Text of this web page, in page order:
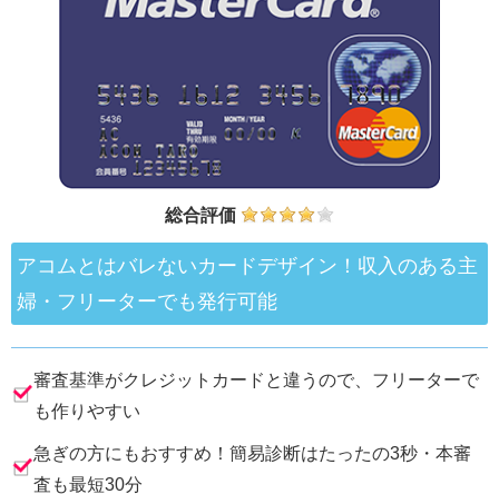
総合評価
アコムとはバレないカードデザイン！収入のある主
婦・フリーターでも発行可能
審査基準がクレジットカードと違うので、フリーターで
も作りやすい
急ぎの方にもおすすめ！簡易診断はたったの3秒・本審
査も最短30分